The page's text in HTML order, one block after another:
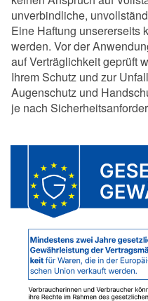
unverbindliche,
Eine Haftung unsererseits
werden. Vor der
auf Verträglichkeit geprüft
Ihrem Schutz und zur
Augenschutz und
je nach